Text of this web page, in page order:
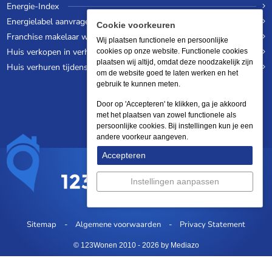
Energie-Index
Energielabel aanvragen
Franchise makelaar worden
Huis verkopen in verhuurde staat
Huis verhuren tijdens een wereldreis
Sitemap Algemene voorwaarden Privacy Statement
© 123Wonen 2010 - 2026 by Mediazo
Cookie voorkeuren
Wij plaatsen functionele en persoonlijke
cookies op onze website. Functionele cookies
plaatsen wij altijd, omdat deze noodzakelijk zijn
om de website goed te laten werken en het
gebruik te kunnen meten.
Door op 'Accepteren' te klikken, ga je akkoord
met het plaatsen van zowel functionele als
persoonlijke cookies. Bij instellingen kun je een
andere voorkeur aangeven.
Accepteren
Instellingen aanpassen